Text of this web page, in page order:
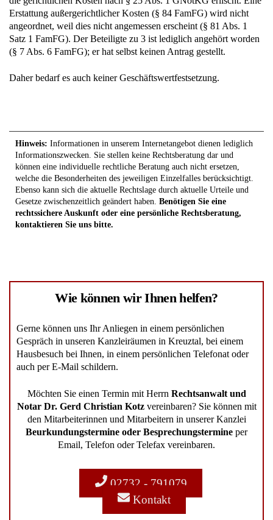
Erstattung außergerichtlicher Kosten (§ 84 FamFG) wird nicht
angeordnet, weil dies nicht angemessen erscheint (§ 81 Abs. 1
Satz 1 FamFG). Der Beteiligte zu 3 ist lediglich angehört worden
(§ 7 Abs. 6 FamFG); er hat selbst keinen Antrag gestellt.
Daher bedarf es auch keiner Geschäftswertfestsetzung.
Hinweis: Informationen in unserem Internetangebot dienen lediglich
Informationszwecken. Sie stellen keine Rechtsberatung dar und
können eine individuelle rechtliche Beratung auch nicht ersetzen,
welche die Besonderheiten des jeweiligen Einzelfalles berücksichtigt.
Ebenso kann sich die aktuelle Rechtslage durch aktuelle Urteile und
Gesetze zwischenzeitlich geändert haben. Benötigen Sie eine
rechtssichere Auskunft oder eine persönliche Rechtsberatung,
kontaktieren Sie uns bitte.
Wie können wir Ihnen helfen?
Gerne können uns Ihr Anliegen in einem persönlichen
Gespräch in unseren Kanzleiräumen in Kreuztal, bei einem
Hausbesuch bei Ihnen, in einem persönlichen Telefonat oder
auch per E-Mail schildern.
Möchten Sie einen Termin mit Herrn Rechtsanwalt und
Notar Dr. Gerd Christian Kotz vereinbaren? Sie können mit
den Mitarbeiterinnen und Mitarbeitern in unserer Kanzlei
Beurkundungstermine oder Besprechungstermine per
Email, Telefon oder Telefax vereinbaren.
02732 - 791079
Kontakt